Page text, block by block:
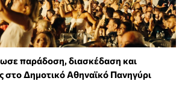
παράδοση, διασκέδαση και
στο Δημοτικό Αθηναϊκό Πανηγύρι